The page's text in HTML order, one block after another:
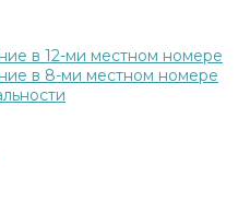
в 12-ми местном номере
в 8-ми местном номере